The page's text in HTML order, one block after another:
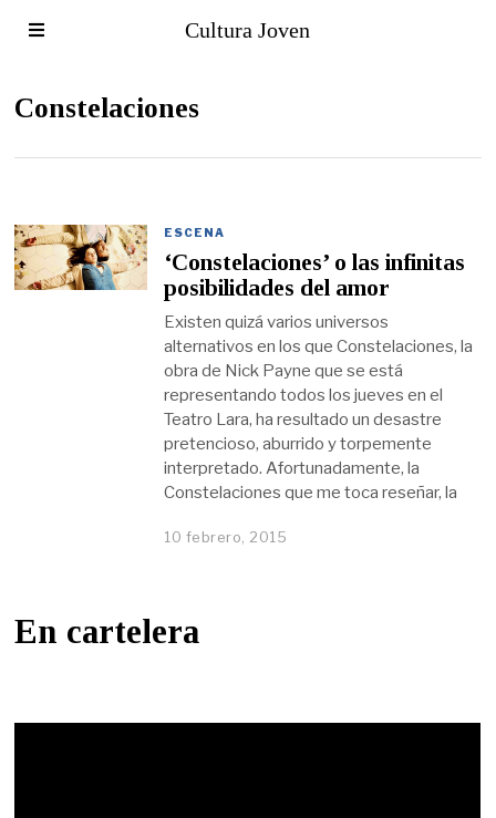
Cultura Joven
Constelaciones
ESCENA
‘Constelaciones’ o las infinitas
posibilidades del amor
Existen quizá varios universos
alternativos en los que Constelaciones, la
obra de Nick Payne que se está
representando todos los jueves en el
Teatro Lara, ha resultado un desastre
pretencioso, aburrido y torpemente
interpretado. Afortunadamente, la
Constelaciones que me toca reseñar, la
10 febrero, 2015
En cartelera